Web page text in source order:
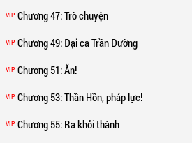
VIP Chương 47: Trò chuyện
VIP Chương 49: Đại ca Trần Đường
VIP Chương 51: Ăn!
VIP Chương 53: Thần Hồn, pháp lực!
VIP Chương 55: Ra khỏi thành